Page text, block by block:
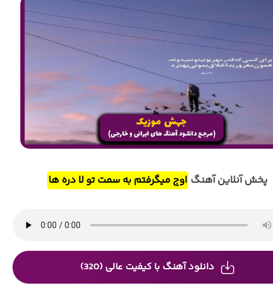
پخش آنلاین آهنگ اوج میگرفتم به سمت تو لا دره ها
دانلود آهنگ با کیفیت عالی (320)